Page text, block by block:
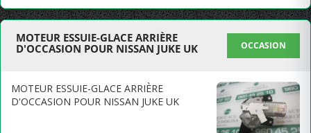
MOTEUR ESSUIE-GLACE ARRIÈRE
D'OCCASION POUR NISSAN JUKE UK
OCCASION
MOTEUR ESSUIE-GLACE ARRIÈRE
D'OCCASION POUR NISSAN JUKE UK